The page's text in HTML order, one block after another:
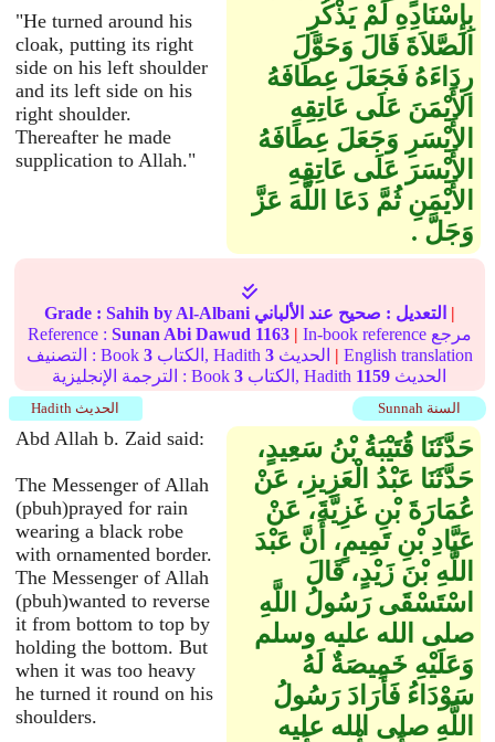
"He turned around his
cloak, putting its right
side on his left shoulder
and its left side on his
right shoulder.
Thereafter he made
supplication to Allah."
بِإِسْنَادِهِ لَمْ يَذْكُرِ
الصَّلاَةَ قَالَ وَحَوَّلَ
رِدَاءَهُ فَجَعَلَ عِطَافَهُ
الأَيْمَنَ عَلَى عَاتِقِهِ
الأَيْسَرِ وَجَعَلَ عِطَافَهُ
الأَيْسَرَ عَلَى عَاتِقِهِ
الأَيْمَنِ ثُمَّ دَعَا اللَّهَ عَزَّ
وَجَلَّ ‏.‏
Grade : Sahih by Al-Albani التعديل : صحيح عند الألباني
|
Reference : Sunan Abi Dawud 1163 | In-book reference مرجع
التصنيف : Book 3 الكتاب, Hadith 3 | English translation
الترجمة الإنجليزية : Book3 الكتاب, Hadith 1159 الحديث
Sunnah السنة Hadith الحديث
Abd Allah b. Zaid said:
The Messenger of Allah
(pbuh)prayed for rain
wearing a black robe
with ornamented border.
The Messenger of Allah
(pbuh)wanted to reverse
it from bottom to top by
holding the bottom. But
when it was too heavy
he turned it round on his
shoulders.
حَدَّثَنَا قُتَيْبَةُ بْنُ سَعِيدٍ،
حَدَّثَنَا عَبْدُ الْعَزِيزِ، عَنْ
عُمَارَةَ بْنِ غَزِيَّةَ، عَنْ
عَبَّادِ بْنِ تَمِيمٍ، أَنَّ عَبْدَ
اللَّهِ بْنَ زَيْدٍ، قَالَ
اسْتَسْقَى رَسُولُ اللَّهِ
صلى الله عليه وسلم
وَعَلَيْهِ خَمِيصَةٌ لَهُ
سَوْدَاءُ فَأَرَادَ رَسُولُ
اللَّهِ صلى الله عليه